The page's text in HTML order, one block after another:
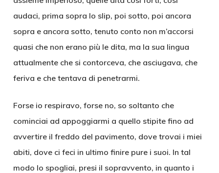
audaci, prima sopra lo slip, poi sotto, poi ancora
sopra e ancora sotto, tenuto conto non m’accorsi
quasi che non erano più le dita, ma la sua lingua
attualmente che si contorceva, che asciugava, che
feriva e che tentava di penetrarmi.
Forse io respiravo, forse no, so soltanto che
cominciai ad appoggiarmi a quello stipite fino ad
avvertire il freddo del pavimento, dove trovai i miei
abiti, dove ci feci in ultimo finire pure i suoi. In tal
modo lo spogliai, presi il sopravvento, in quanto i